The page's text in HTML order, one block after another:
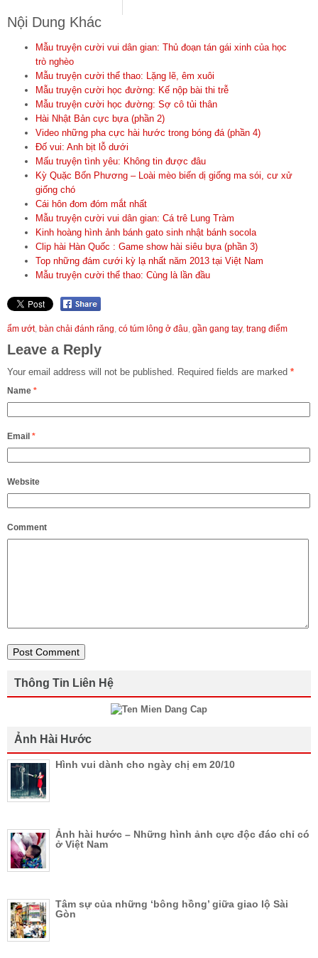
Nội Dung Khác
Mẫu truyện cười vui dân gian: Thủ đoạn tán gái xinh của học
trò nghèo
Mẫu truyện cười thể thao: Lặng lẽ, êm xuôi
Mẫu truyện cười học đường: Kế nộp bài thi trễ
Mẫu truyện cười học đường: Sợ cô tủi thân
Hài Nhật Bản cực bựa (phần 2)
Video những pha cực hài hước trong bóng đá (phần 4)
Đố vui: Anh bịt lỗ dưới
Mấu truyện tình yêu: Không tin được đâu
Kỳ Quặc Bốn Phương – Loài mèo biến dị giống ma sói, cư xử
giống chó
Cái hôn đom đóm mắt nhất
Mẫu truyện cười vui dân gian: Cá trê Lung Tràm
Kinh hoàng hình ảnh bánh gato sinh nhật bánh socola
Clip hài Hàn Quốc : Game show hài siêu bựa (phần 3)
Top những đám cưới kỳ lạ nhất năm 2013 tại Việt Nam
Mẫu truyện cười thể thao: Cùng là lần đầu
ẩm ướt, bàn chải đánh răng, có túm lông ở đâu, gần gang tay, trang điểm
Leave a Reply
Your email address will not be published. Required fields are marked *
Name *
Email *
Website
Comment
Thông Tin Liên Hệ
Ảnh Hài Hước
Hình vui dành cho ngày chị em 20/10
Ảnh hài hước – Những hình ảnh cực độc đáo chỉ có
ở Việt Nam
Tâm sự của những ‘bông hồng’ giữa giao lộ Sài
Gòn